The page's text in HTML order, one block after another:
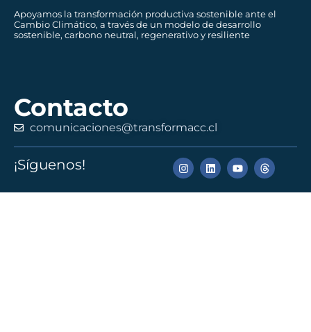
Apoyamos la transformación productiva sostenible ante el
Cambio Climático, a través de un modelo de desarrollo
sostenible, carbono neutral, regenerativo y resiliente
Contacto
comunicaciones@transformacc.cl
¡Síguenos!